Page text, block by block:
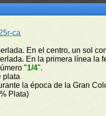
ca
En el centro, un sol
En la primera línea la
"1/4".
plata
la época de la Gran
Plata)